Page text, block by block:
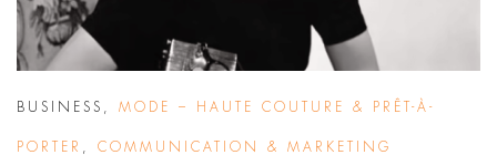
BUSINESS MODE – HAUTE COUTURE & PRÊT-À-
PORTER COMMUNICATION & MARKETING